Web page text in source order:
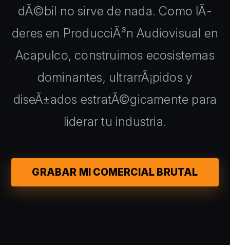
dÃ©bil no sirve de nada. Como lÃ­
deres en ProducciÃ³n Audiovisual en
Acapulco, construimos ecosistemas
dominantes, ultrarrÃ¡pidos y
diseÃ±ados estratÃ©gicamente para
liderar tu industria.
GRABAR MI COMERCIAL BRUTAL